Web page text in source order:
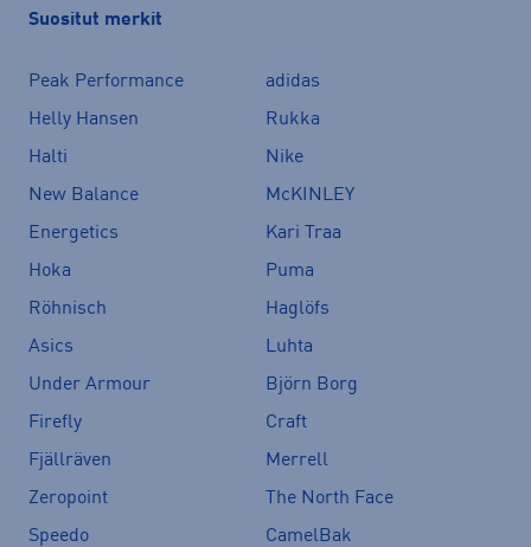
Suositut merkit
Peak Performance
adidas
Helly Hansen
Rukka
Halti
Nike
New Balance
McKINLEY
Energetics
Kari Traa
Hoka
Puma
Röhnisch
Haglöfs
Asics
Luhta
Under Armour
Björn Borg
Firefly
Craft
Fjällräven
Merrell
Zeropoint
The North Face
Speedo
CamelBak